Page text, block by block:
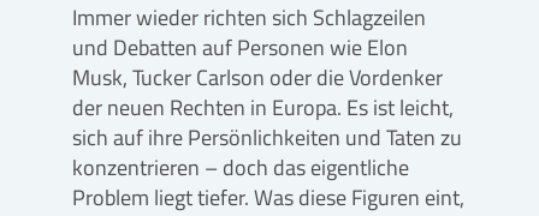
Immer wieder richten sich Schlagzeilen
und Debatten auf Personen wie Elon
Musk, Tucker Carlson oder die Vordenker
der neuen Rechten in Europa. Es ist leicht,
sich auf ihre Persönlichkeiten und Taten zu
konzentrieren – doch das eigentliche
Problem liegt tiefer. Was diese Figuren eint,